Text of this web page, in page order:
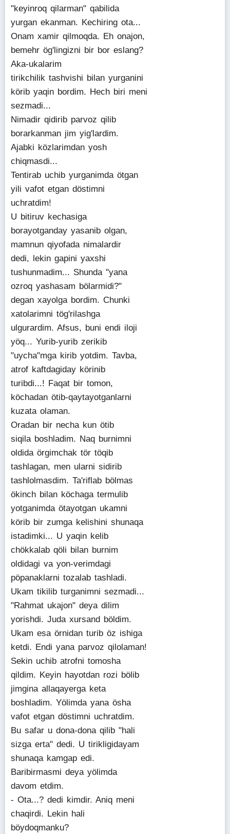
"keyinroq qilarman" qabilida
yurgan ekanman. Kechiring ota...
Onam xamir qilmoqda. Eh onajon,
bemehr ög'lingizni bir bor eslang?
Aka-ukalarim
tirikchilik tashvishi bilan yurganini
körib yaqin bordim. Hech biri meni
sezmadi...
Nimadir qidirib parvoz qilib
borarkanman jim yig'lardim.
Ajabki közlarimdan yosh
chiqmasdi...
Tentirab uchib yurganimda ötgan
yili vafot etgan döstimni
uchratdim!
U bitiruv kechasiga
borayotganday yasanib olgan,
mamnun qiyofada nimalardir
dedi, lekin gapini yaxshi
tushunmadim... Shunda "yana
ozroq yashasam bölarmidi?"
degan xayolga bordim. Chunki
xatolarimni tög'rilashga
ulgurardim. Afsus, buni endi iloji
yöq... Yurib-yurib zerikib
"uycha"mga kirib yotdim. Tavba,
atrof kaftdagiday körinib
turibdi...! Faqat bir tomon,
köchadan ötib-qaytayotganlarni
kuzata olaman.
Oradan bir necha kun ötib
siqila boshladim. Naq burnimni
oldida örgimchak tör töqib
tashlagan, men ularni sidirib
tashlolmasdim. Ta'riflab bölmas
ökinch bilan köchaga termulib
yotganimda ötayotgan ukamni
körib bir zumga kelishini shunaqa
istadimki... U yaqin kelib
chökkalab qöli bilan burnim
oldidagi va yon-verimdagi
pöpanaklarni tozalab tashladi.
Ukam tikilib turganimni sezmadi...
"Rahmat ukajon" deya dilim
yorishdi. Juda xursand böldim.
Ukam esa örnidan turib öz ishiga
ketdi. Endi yana parvoz qilolaman!
Sekin uchib atrofni tomosha
qildim. Keyin hayotdan rozi bölib
jimgina allaqayerga keta
boshladim. Yölimda yana ösha
vafot etgan döstimni uchratdim.
Bu safar u dona-dona qilib "hali
sizga erta" dedi. U tirikligidayam
shunaqa kamgap edi.
Baribirmasmi deya yölimda
davom etdim.
- Ota...? dedi kimdir. Aniq meni
chaqirdi. Lekin hali
böydoqmanku?